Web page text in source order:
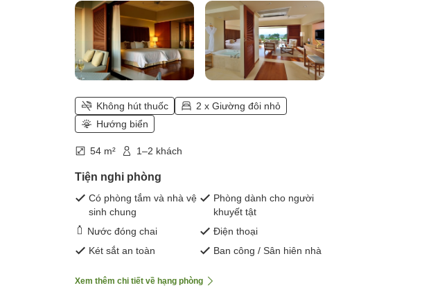
Không hút thuốc
2 x Giường đôi nhỏ
Hướng biển
54 m² 1–2 khách
Tiện nghi phòng
Có phòng tắm và nhà vệ
sinh chung
Phòng dành cho người
khuyết tật
Nước đóng chai
Điện thoại
Két sắt an toàn
Ban công / Sân hiên nhà
Xem thêm chi tiết về hạng phòng